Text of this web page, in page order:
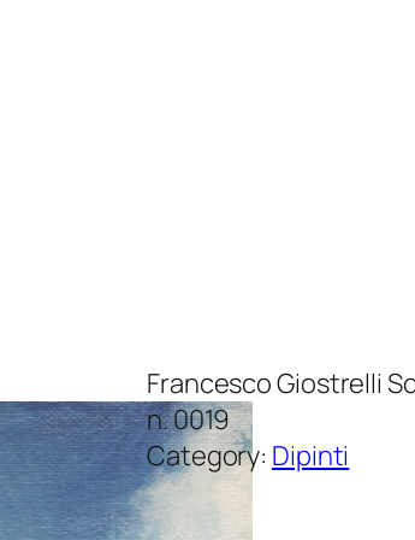
Francesco Giostrelli
n. 0019
Category: Dipinti